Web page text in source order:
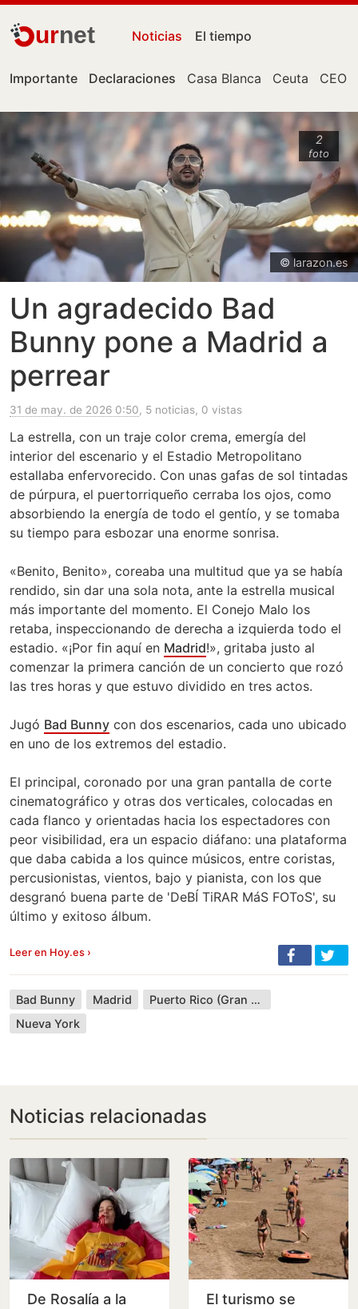
urnet Noticias El tiempo
Importante Declaraciones Casa Blanca Ceuta CEO
2
foto
© larazon.es
Un agradecido Bad
Bunny pone a Madrid a
perrear
31 de may. de 2026 0:50, 5 noticias, 0 vistas
La estrella, con un traje color crema, emergía del
interior del escenario y el Estadio Metropolitano
estallaba enfervorecido. Con unas gafas de sol tintadas
de púrpura, el puertorriqueño cerraba los ojos, como
absorbiendo la energía de todo el gentío, y se tomaba
su tiempo para esbozar una enorme sonrisa.
«Benito, Benito», coreaba una multitud que ya se había
rendido, sin dar una sola nota, ante la estrella musical
más importante del momento. El Conejo Malo los
retaba, inspeccionando de derecha a izquierda todo el
estadio. «¡Por fin aquí en Madrid!», gritaba justo al
comenzar la primera canción de un concierto que rozó
las tres horas y que estuvo dividido en tres actos.
Jugó Bad Bunny con dos escenarios, cada uno ubicado
en uno de los extremos del estadio.
El principal, coronado por una gran pantalla de corte
cinematográfico y otras dos verticales, colocadas en
cada flanco y orientadas hacia los espectadores con
peor visibilidad, era un espacio diáfano: una plataforma
que daba cabida a los quince músicos, entre coristas,
percusionistas, vientos, bajo y pianista, con los que
desgranó buena parte de 'DeBÍ TiRAR MáS FOToS', su
último y exitoso álbum.
Leer en Hoy.es ›
Bad Bunny Madrid
Puerto Rico (Gran Canaria)
Nueva York
Noticias relacionadas
De Rosalía a la
El turismo se